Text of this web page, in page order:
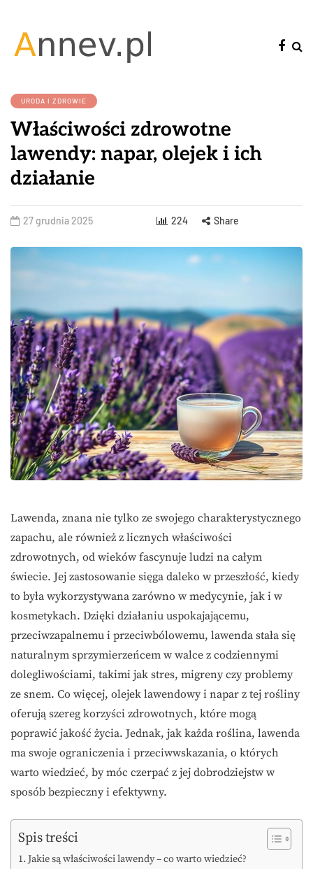
URODA I ZDROWIE
Właściwości zdrowotne
lawendy: napar, olejek i ich
działanie
27 grudnia 2025 224 Share
Lawenda, znana nie tylko ze swojego charakterystycznego
zapachu, ale również z licznych właściwości
zdrowotnych, od wieków fascynuje ludzi na całym
świecie. Jej zastosowanie sięga daleko w przeszłość, kiedy
to była wykorzystywana zarówno w medycynie, jak i w
kosmetykach. Dzięki działaniu uspokajającemu,
przeciwzapalnemu i przeciwbólowemu, lawenda stała się
naturalnym sprzymierzeńcem w walce z codziennymi
dolegliwościami, takimi jak stres, migreny czy problemy
ze snem. Co więcej, olejek lawendowy i napar z tej rośliny
oferują szereg korzyści zdrowotnych, które mogą
poprawić jakość życia. Jednak, jak każda roślina, lawenda
ma swoje ograniczenia i przeciwwskazania, o których
warto wiedzieć, by móc czerpać z jej dobrodziejstw w
sposób bezpieczny i efektywny.
Spis treści
Jakie są właściwości lawendy – co warto wiedzieć?